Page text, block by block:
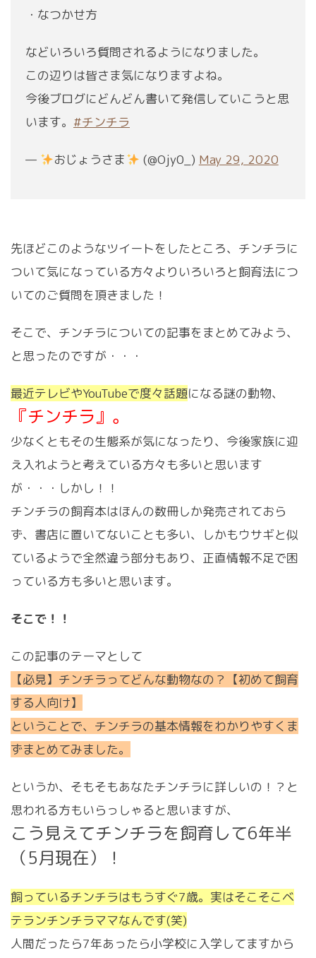
・なつかせ方
などいろいろ質問されるようになりました。
この辺りは皆さま気になりますよね。
今後ブログにどんどん書いて発信していこうと思
います。 #チンチラ
— おじょうさま (@Ojy0_) May 29, 2020
先ほどこのようなツイートをしたところ、チンチラに
ついて気になっている方々よりいろいろと飼育法につ
いてのご質問を頂きました！
そこで、チンチラについての記事をまとめてみよう、
と思ったのですが・・・
最近テレビやYouTubeで度々話題になる謎の動物、
『チンチラ』。
少なくともその生態系が気になったり、今後家族に迎
え入れようと考えている方々も多いと思います
が・・・しかし！！
チンチラの飼育本はほんの数冊しか発売されておら
ず、書店に置いてないことも多い、しかもウサギと似
ているようで全然違う部分もあり、正直情報不足で困
っている方も多いと思います。
そこで！！
この記事のテーマとして
【必見】チンチラってどんな動物なの？【初めて飼育
する人向け】
ということで、チンチラの基本情報をわかりやすくま
ずまとめてみました。
というか、そもそもあなたチンチラに詳しいの！？と
思われる方もいらっしゃると思いますが、
こう見えてチンチラを飼育して6年半
（5月現在）！
飼っているチンチラはもうすぐ7歳。実はそこそこベ
テランチンチラママなんです(笑)
人間だったら7年あったら小学校に入学してますから